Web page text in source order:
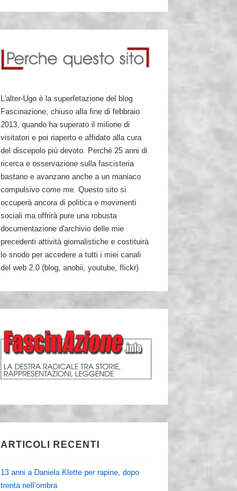
L'alter-Ugo è la superfetazione del blog
Fascinazione, chiuso alla fine di febbraio
2013, quando ha superato il milione di
visitatori e poi riaperto e affidato alla cura
del discepolo più devoto. Perché 25 anni di
ricerca e osservazione sulla fascisteria
bastano e avanzano anche a un maniaco
compulsivo come me. Questo sito si
occuperà ancora di politica e movimenti
sociali ma offrirà pure una robusta
documentazione d'archivio delle mie
precedenti attività giornalistiche e costituirà
lo snodo per accedere a tutti i miei canali
del web 2.0 (blog, anobii, youtube, flickr)
ARTICOLI RECENTI
13 anni a Daniela Klette per rapine, dopo
trenta nell’ombra